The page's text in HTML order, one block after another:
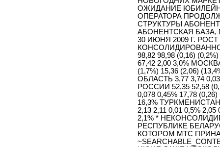
ОЖИДАНИЕ
ОПЕРАТОРА
СТРУКТУРЫ
АБОНЕНТСКАЯ БАЗА,
30 ИЮНЯ 2009 Г.
98,82 98,98 (0,16)
67,42 2,00 3,0%
(1,7%) 15,36 (2,06)
ОБЛАСТЬ 3,77 3,74
РОССИИ 52,35 52,58
0,078 0,45% 17,78
16,3% ТУРКМЕНИСТАН
2,13 2,11 0,01 0,5%
2,1% *
РЕСПУБЛИКЕ
КОТОРОМ МТС